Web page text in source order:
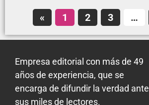
« 1 2 3 …
Empresa editorial con más de 49
años de experiencia, que se
encarga de difundir la verdad ante
sus miles de lectores.